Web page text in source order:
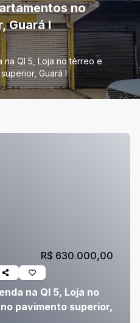
no
Guará I
QI 5, Loja no térreo e
Guará I
na QI 5, Loja no
pavimento superior,
R$ 630.000,00